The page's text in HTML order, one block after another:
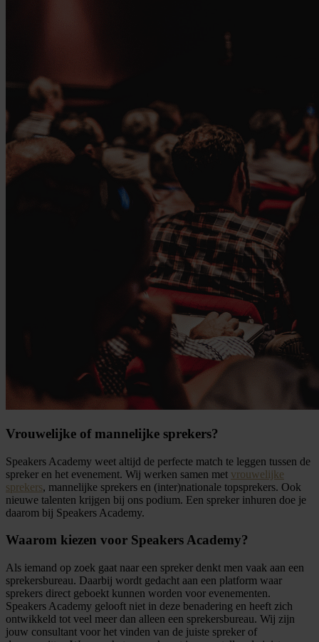
Vrouwelijke of mannelijke sprekers?
Speakers Academy weet altijd de perfecte match te leggen tussen de
spreker en het evenement. Wij werken samen met vrouwelijke
sprekers, mannelijke sprekers en (inter)nationale topsprekers. Ook
nieuwe talenten krijgen bij ons podium. Een spreker inhuren doe je
daarom bij Speakers Academy.
Waarom kiezen voor Speakers Academy?
Als iemand op zoek gaat naar een spreker denkt men vaak aan een
sprekersbureau. Daarbij wordt gedacht aan een platform waar
sprekers direct geboekt kunnen worden voor evenementen.
Speakers Academy gelooft niet in deze benadering en heeft zich
ontwikkeld tot veel meer dan alleen een sprekersbureau. Wij zijn
jouw consultant voor het vinden van de juiste spreker of